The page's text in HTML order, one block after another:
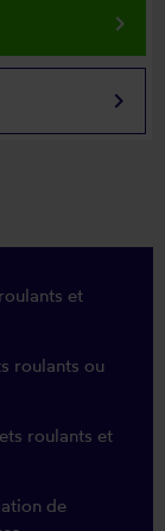
keyboard_arrow_right
keyboard_arrow_right
et
roulants ou
roulants et
de